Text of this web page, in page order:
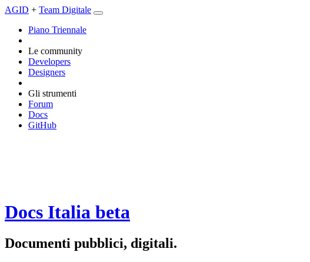
AGID + Team Digitale
Piano Triennale
Le community
Developers
Designers
Gli strumenti
Forum
Docs
GitHub
Docs Italia beta
Documenti pubblici, digitali.